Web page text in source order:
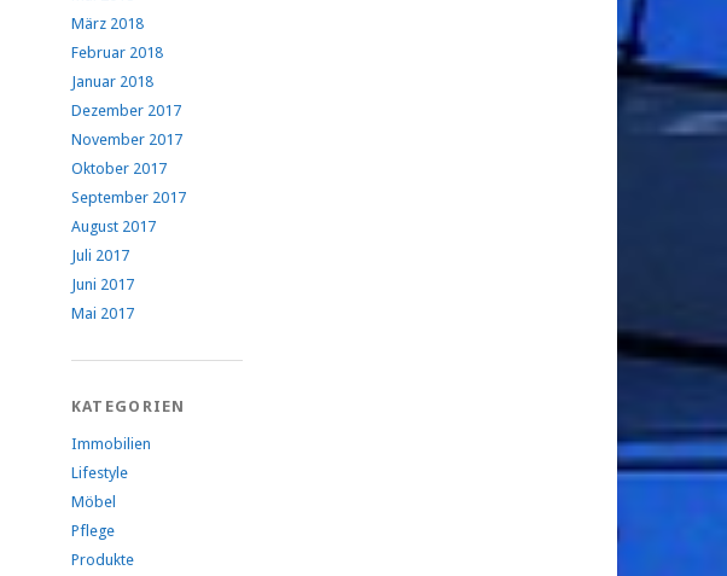
März 2018
Februar 2018
Januar 2018
Dezember 2017
November 2017
Oktober 2017
September 2017
August 2017
Juli 2017
Juni 2017
Mai 2017
KATEGORIEN
Immobilien
Lifestyle
Möbel
Pflege
Produkte